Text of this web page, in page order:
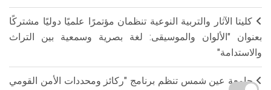
كليتا الآثار والتربية النوعية تنظمان مؤتمرًا علميًا دوليًا مشتركًا
بعنوان "الألوان والموسيقى: لغة بصرية وسمعية بين التراث
والاستدامة"
جامعة عين شمس تنظم برنامج "ركائز ومحددات الأمن القومي